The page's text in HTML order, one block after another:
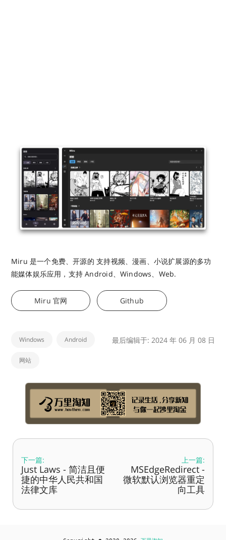
Miru 是一个免费、开源的 支持视频、漫画、小说扩展源的多功
能媒体娱乐应用，支持 Android、Windows、Web.
Miru 官网 Github
Windows Android
网站
最后编辑于: 2024 年 06 月 08 日
下一篇:
Just Laws - 简洁且便
捷的中华人民共和国
法律文库
上一篇:
MSEdgeRedirect -
微软默认浏览器重定
向工具